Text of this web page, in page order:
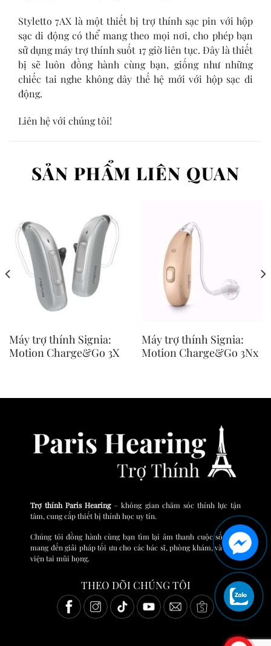
Styletto 7AX là một thiết bị trợ thính sạc pin với hộp
sạc di động có thể mang theo mọi nơi, cho phép bạn
sử dụng máy trợ thính suốt 17 giờ liên tục. Đây là thiết
bị sẽ luôn đồng hành cùng bạn, giống như những
chiếc tai nghe không dây thế hệ mới với hộp sạc di
động.
Liên hệ với chúng tôi!
SẢN PHẨM LIÊN QUAN
Máy trợ thính Signia:
Motion Charge&Go 3X
Máy trợ thính Signia:
Motion Charge&Go 3Nx
Trợ thính Paris Hearing– không gian chăm sóc thính lực tận
tâm, cung cấp thiết bị thính học uy tín.
Chúng tôi đồng hành cùng bạn tìm lại âm thanh cuộc sống và
mang đến giải pháp tối ưu cho các bác sĩ, phòng khám, và bệnh
viện tai mũi họng.
THEO DÕI CHÚNG TÔI